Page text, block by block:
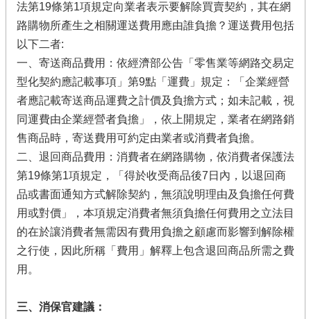
法第19條第1項規定向業者表示要解除買賣契約，其在網
路購物所產生之相關運送費用應由誰負擔？運送費用包括
以下二者:
一、寄送商品費用：依經濟部公告「零售業等網路交易定
型化契約應記載事項」第9點「運費」規定：「企業經營
者應記載寄送商品運費之計價及負擔方式；如未記載，視
同運費由企業經營者負擔」，依上開規定，業者在網路銷
售商品時，寄送費用可約定由業者或消費者負擔。
二、退回商品費用：消費者在網路購物，依消費者保護法
第19條第1項規定，「得於收受商品後7日內，以退回商
品或書面通知方式解除契約，無須說明理由及負擔任何費
用或對價」，本項規定消費者無須負擔任何費用之立法目
的在於讓消費者無需因有費用負擔之顧慮而影響到解除權
之行使，因此所稱「費用」解釋上包含退回商品所需之費
用。
三、消保官建議：